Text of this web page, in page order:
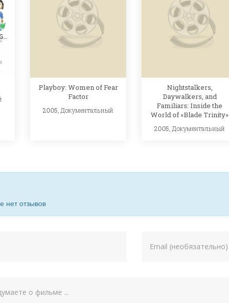
Playboy: Women of Fear
Factor
2005, Документальный
Nightstalkers,
Daywalkers, and
Familiars: Inside the
World of «Blade Trinity»
2005, Документальный
нет отзывов